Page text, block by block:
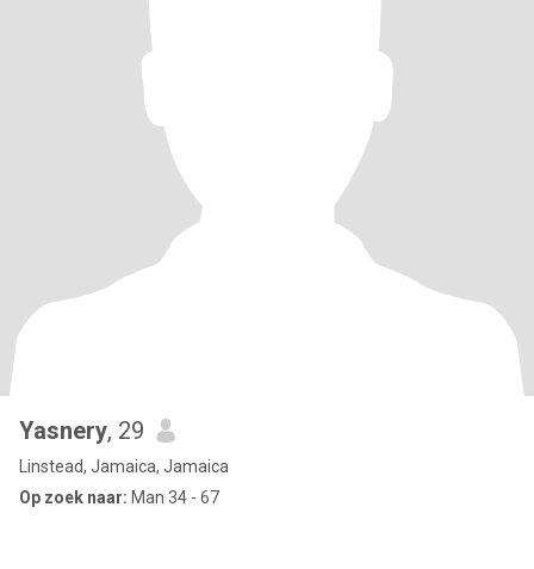
Yasnery, 29
Linstead, Jamaica, Jamaica
Op zoek naar: Man 34 - 67